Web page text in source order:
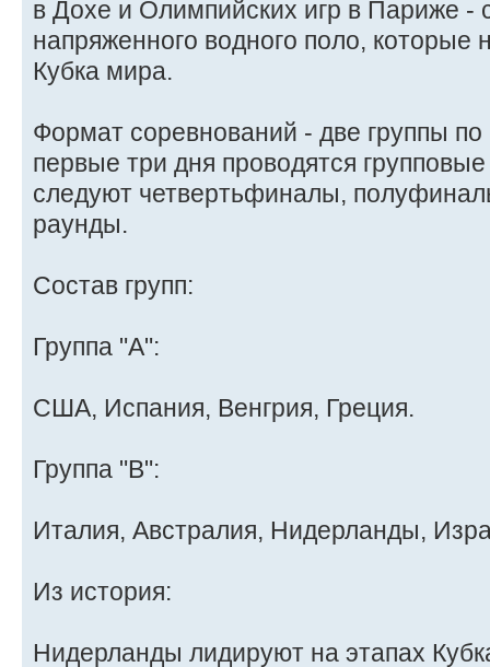
в Дохе и Олимпийских игр в Париже -
напряженного водного поло, которые
Кубка мира.
Формат соревнований - две группы
первые три дня проводятся
следуют четвертьфиналы,
раунды.
Состав групп:
Группа "А":
США, Испания, Венгрия, Греция.
Группа "В":
Италия, Австралия, Нидерланды,
Из история:
Нидерланды лидируют на этапах